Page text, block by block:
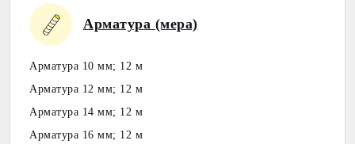
Арматура (мера)
Арматура 10 мм; 12 м
Арматура 12 мм; 12 м
Арматура 14 мм; 12 м
Арматура 16 мм; 12 м